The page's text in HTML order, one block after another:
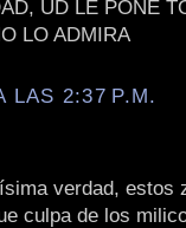
UD LE PONE
LO ADMIRA
LAS 2:37 P.M.
verdad, estos
culpa de los